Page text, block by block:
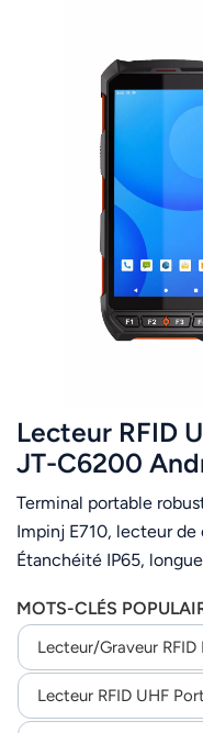
Lecteur RFID
JT-C6200
IP65 | Code-
Terminal portable
Impinj E710, lecteur
Étanchéité IP65,
MOTS-CLÉS
Lecteur/graveur RFID
Lecteur RFID UHF